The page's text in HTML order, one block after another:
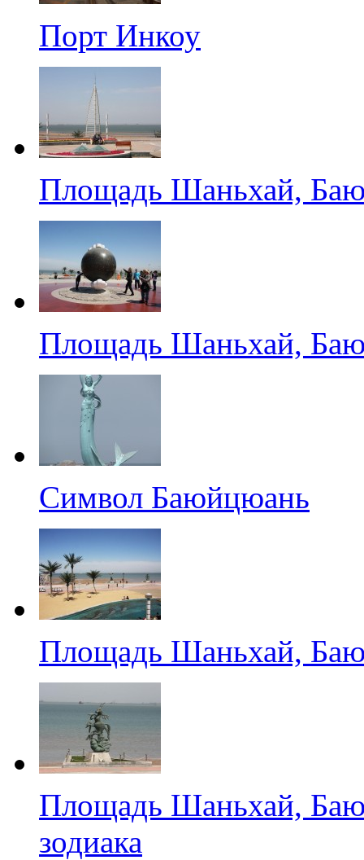
Порт Инкоу
Площадь Шаньхай,
Площадь Шаньхай,
Символ Баюйцюань
Площадь Шаньхай,
Площадь Шаньхай,
зодиака